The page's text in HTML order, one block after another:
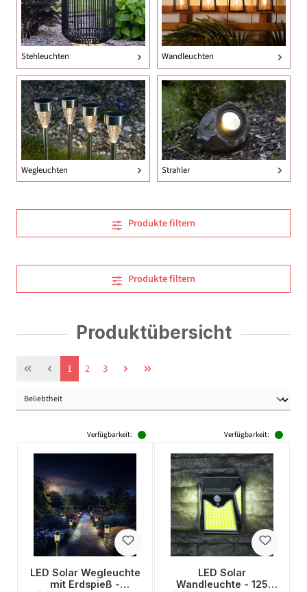
Stehleuchten Wandleuchten
Wegleuchten Strahler
Produkte filtern
Produkte filtern
Produktübersicht
Seite
1 Seite
2 Seite
3
Verfügbarkeit:
LED Solar Wegleuchte
mit Erdspieß -
Verfügbarkeit:
LED Solar
Wandleuchte - 125